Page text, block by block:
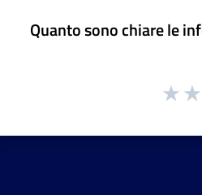
Quanto sono chiare le